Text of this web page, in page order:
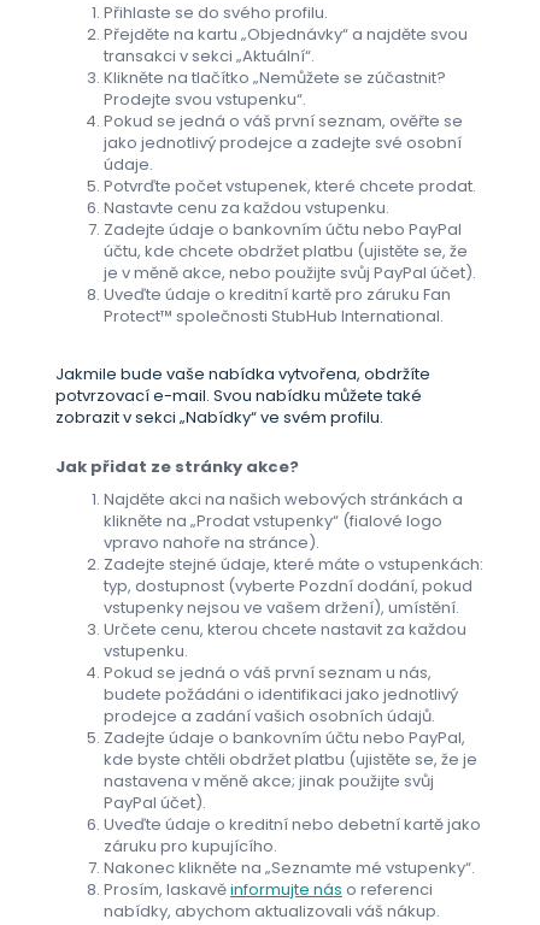
Přihlaste se do svého profilu.
Přejděte na kartu „Objednávky“ a najděte svou
transakci v sekci „Aktuální“.
Klikněte na tlačítko „Nemůžete se zúčastnit?
Prodejte svou vstupenku“.
Pokud se jedná o váš první seznam, ověřte se
jako jednotlivý prodejce a zadejte své osobní
údaje.
Potvrďte počet vstupenek, které chcete prodat.
Nastavte cenu za každou vstupenku.
Zadejte údaje o bankovním účtu nebo PayPal
účtu, kde chcete obdržet platbu (ujistěte se, že
je v měně akce, nebo použijte svůj PayPal účet).
Uveďte údaje o kreditní kartě pro záruku Fan
Protect™ společnosti StubHub International.
Jakmile bude vaše nabídka vytvořena, obdržíte
potvrzovací e-mail. Svou nabídku můžete také
zobrazit v sekci „Nabídky“ ve svém profilu.
Jak přidat ze stránky akce?
Najděte akci na našich webových stránkách a
klikněte na „Prodat vstupenky“ (fialové logo
vpravo nahoře na stránce).
Zadejte stejné údaje, které máte o vstupenkách:
typ, dostupnost (vyberte Pozdní dodání, pokud
vstupenky nejsou ve vašem držení), umístění.
Určete cenu, kterou chcete nastavit za každou
vstupenku.
Pokud se jedná o váš první seznam u nás,
budete požádáni o identifikaci jako jednotlivý
prodejce a zadání vašich osobních údajů.
Zadejte údaje o bankovním účtu nebo PayPal,
kde byste chtěli obdržet platbu (ujistěte se, že je
nastavena v měně akce; jinak použijte svůj
PayPal účet).
Uveďte údaje o kreditní nebo debetní kartě jako
záruku pro kupujícího.
Nakonec klikněte na „Seznamte mé vstupenky“.
Prosím, laskavěinformujte nás o referenci
nabídky, abychom aktualizovali váš nákup.